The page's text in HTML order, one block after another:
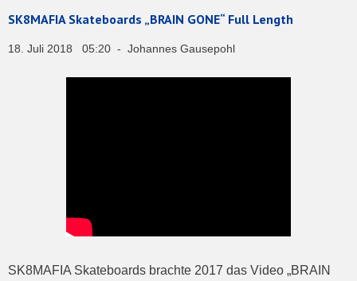
SK8MAFIA Skateboards „BRAIN GONE“ Full Length
18. Juli 2018 05:20 - Johannes Gausepohl
SK8MAFIA Skateboards brachte 2017 das Video „BRAIN